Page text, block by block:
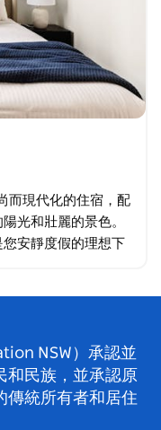
而現代化的住宿，配
光和壯麗的景色。
安靜度假的理想下
NSW）承認並
和民族，並承認原
傳統所有者和居住